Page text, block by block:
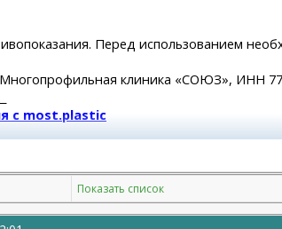
Перед использованием
клиника «СОЮЗ», ИНН
с most.plastic
лба Барсегян Овсеп
рук Джимиев Мулдар (в одну оп)
Показать список